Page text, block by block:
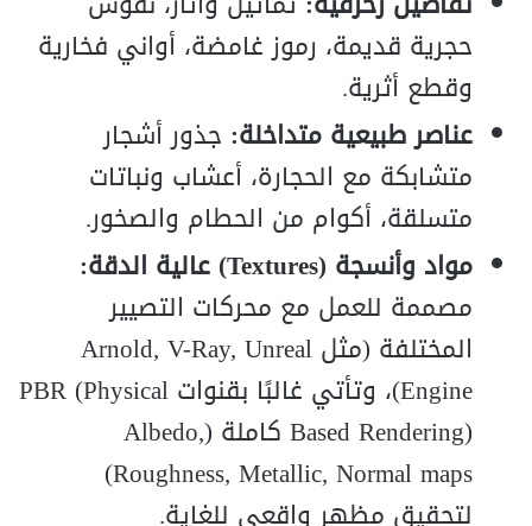
حجرية قديمة، رموز غامضة، أواني فخارية
وقطع أثرية.
عناصر طبيعية متداخلة: جذور أشجار
متشابكة مع الحجارة، أعشاب ونباتات
متسلقة، أكوام من الحطام والصخور.
مواد وأنسجة (Textures) عالية الدقة:
مصممة للعمل مع محركات التصيير
المختلفة (مثل Arnold, V-Ray, Unreal
Engine)، وتأتي غالبًا بقنوات PBR (Physical
Based Rendering) كاملة (Albedo,
Roughness, Metallic, Normal maps)
لتحقيق مظهر واقعي للغاية.